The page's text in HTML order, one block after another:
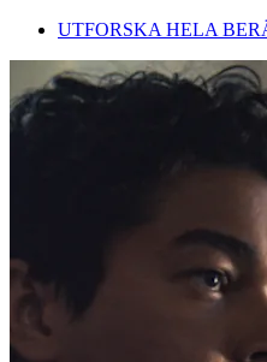
UTFORSKA HELA